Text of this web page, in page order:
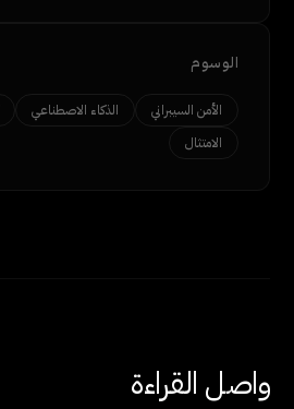
الوسوم
الأمن السيبراني الذكاء الاصطناعي
الامتثال
واصل القراءة